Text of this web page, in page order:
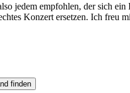
jedem empfohlen, der sich
Konzert ersetzen. Ich freu